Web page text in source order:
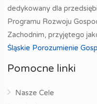
dedykowany dla
Programu Rozwoju
Zachodnim, przyjętego
Śląskie Porozumienie
Pomocne linki
Nasze Cele